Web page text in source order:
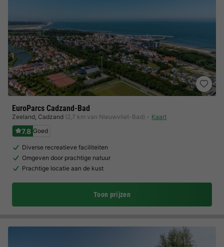
EuroParcs Cadzand-Bad
Zeeland, Cadzand (2,7 km van Nieuwvliet-Bad) Kaart
7.8 Goed
Diverse recreatieve faciliteiten
Omgeven door prachtige natuur
Prachtige locatie aan de kust
Toon prijzen